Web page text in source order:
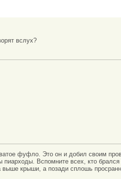
вслух?
фуфло. Это он и добил своим
Вспомните всех, кто
крыши, а позади сплошь